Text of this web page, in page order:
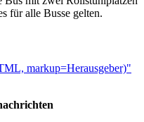
für alle Busse gelten.
markup=Herausgeber)"